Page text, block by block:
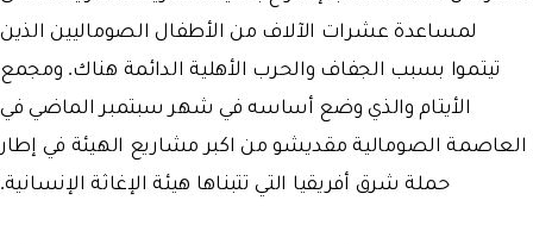
لمساعدة عشرات الآلاف من الأطفال الصوماليين الذين
تيتموا بسبب الجفاف والحرب الأهلية الدائمة هناك. ومجمع
الأيتام والذي وضع أساسه في شهر سبتمبر الماضي في
العاصمة الصومالية مقديشو من اكبر مشاريع الهيئة في إطار
حملة شرق أفريقيا التي تتبناها هيئة الإغاثة الإنسانية.